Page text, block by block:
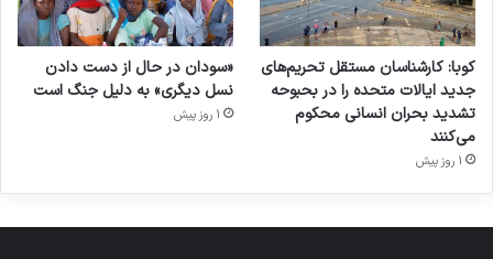
کوبا: کارشناسان مستقل تحریم‌های
جدید ایالات متحده را در بحبوحه
تشدید بحران انسانی محکوم
می‌کنند
1 روز پیش
«سودان در حال از دست دادن
نسل دیگری» به دلیل جنگ است
1 روز پیش